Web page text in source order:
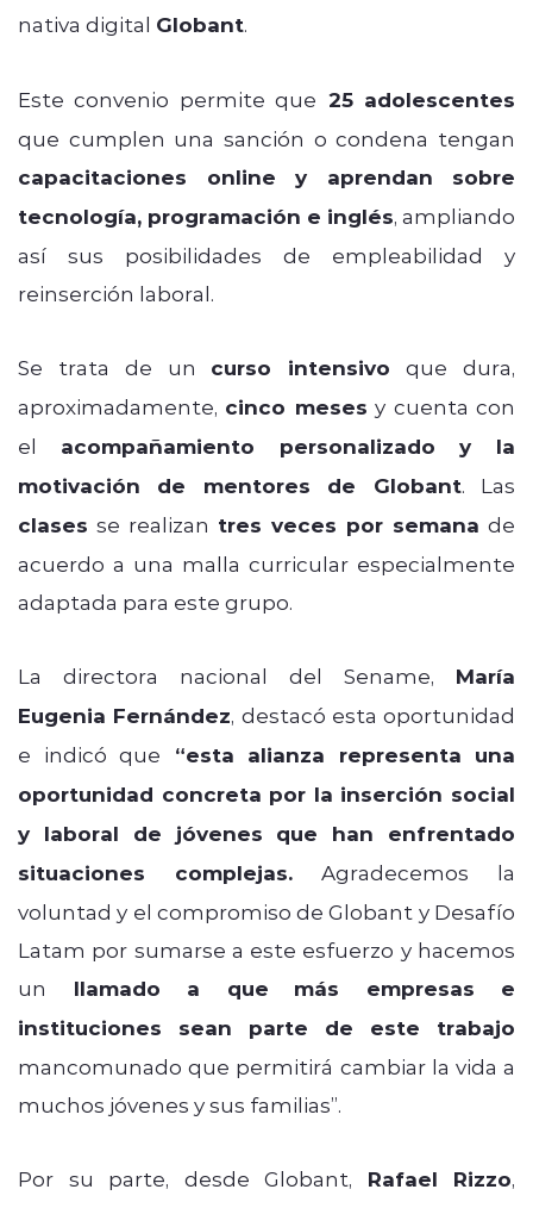
nativa digital Globant.
Este convenio permite que 25 adolescentes
que cumplen una sanción o condena tengan
capacitaciones online y aprendan sobre
tecnología, programación e inglés, ampliando
así sus posibilidades de empleabilidad y
reinserción laboral.
Se trata de un curso intensivo que dura,
aproximadamente, cinco meses y cuenta con
el acompañamiento personalizado y la
motivación de mentores de Globant. Las
clases se realizan tres veces por semana de
acuerdo a una malla curricular especialmente
adaptada para este grupo.
La directora nacional del Sename, María
Eugenia Fernández, destacó esta oportunidad
e indicó que “esta alianza representa una
oportunidad concreta por la inserción social
y laboral de jóvenes que han enfrentado
situaciones complejas. Agradecemos la
voluntad y el compromiso de Globant y Desafío
Latam por sumarse a este esfuerzo y hacemos
un
llamado a que
más empresas e
instituciones sean parte de este trabajo
mancomunado que permitirá cambiar la vida a
muchos jóvenes y sus familias”.
Por su parte, desde Globant, Rafael Rizzo,